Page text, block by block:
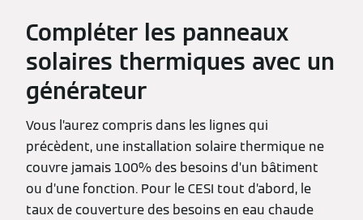
Compléter les panneaux
solaires thermiques avec un
générateur
Vous l’aurez compris dans les lignes qui
précèdent, une installation solaire thermique ne
couvre jamais 100% des besoins d’un bâtiment
ou d’une fonction. Pour le CESI tout d’abord, le
taux de couverture des besoins en eau chaude